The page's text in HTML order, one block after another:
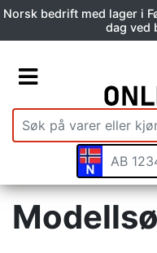
Norsk bedrift med lager i
dag ved